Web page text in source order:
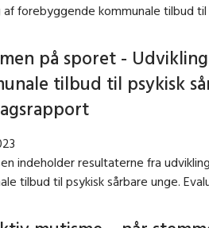
af forebyggende kommunale tilbud til
på sporet -
tilbud til psykisk
indeholder resultaterne fra
tilbud til psykisk sårbare unge.